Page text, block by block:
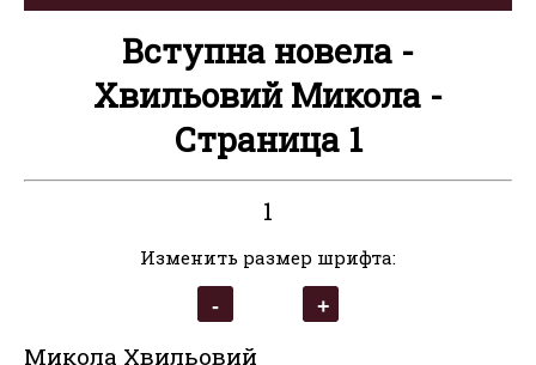
Вступна новела -
Хвильовий Микола -
Страница 1
1
Изменить размер шрифта:
Микола Хвильовий